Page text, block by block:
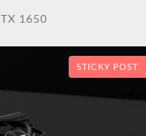
1650
STICKY POST